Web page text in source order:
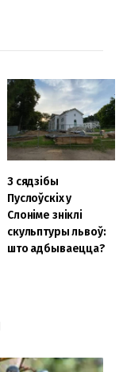
З сядзібы
Пуслоўскіх у
Слоніме зніклі
скульптуры львоў:
што адбываецца?